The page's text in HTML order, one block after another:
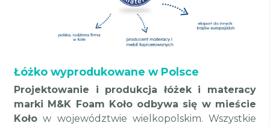
Łóżko wyprodukowane w Polsce
Projektowanie i produkcja łóżek i materacy
marki M&K Foam Koło odbywa się w mieście
Koło w województwie wielkopolskim. Wszystkie